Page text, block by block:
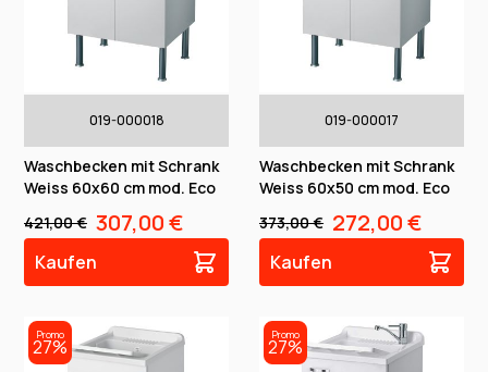
019-000018
Waschbecken mit Schrank
Weiss 60x60 cm mod. Eco
421,00 € 307,00 €
Kaufen
019-000017
Waschbecken mit Schrank
Weiss 60x50 cm mod. Eco
373,00 € 272,00 €
Kaufen
Promo
27%
Promo
27%